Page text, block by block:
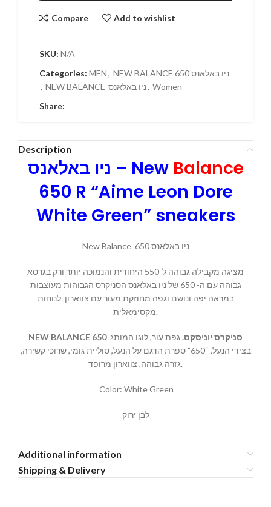
Compare Add to wishlist
SKU: N/A
Categories: MEN,
NEW BALANCE 650 ניו באלאנס
,
NEW BALANCE-ניו באלאנס, Women
Share:
Description
ניו באלאנס – New Balance
650 R “Aime Leon Dore
White Green” sneakers
New Balance ניו באלאנס 650
מציגה מקבילה גבוהה ל-550 היחודית והנמוכה יותר ורק בגרסא
גבוהה עם ה- 650 של ניו באלאנס הסניקרס הגבוהות מעוצבות
במראה יפה ונושם וגפה מחוזקת מעור עם צווארון לנוחות
מקסימאלית.
NEW BALANCE 650 סניקרס יוניסקס.גפת עור, לוגו המותג
בצידי הנעל, “650” ספרת הדגם על הנעל, סוליית גומי, שרוכי קשירה,
גזרה גבוהה, צווארון מרופד.
Color: White Green
לבן ירוק
Additional information
Shipping & Delivery